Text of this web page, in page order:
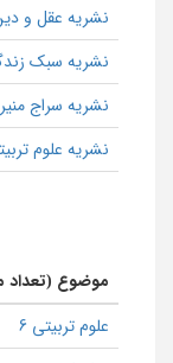
نشریه عقل و دین
نشریه سبک
نشریه سراج
نشریه علوم
موضوع (تعداد
علوم تربیتی 6